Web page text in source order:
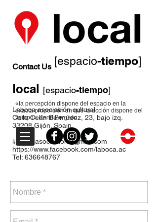
[espacio-tiempo]
«la percepción dispone del espacio en la
exacta proporción en que la acción dispone del
tiempo» Henri Bergson
Contact Us
local [espacio-tiempo]
Laboca asociación cultural
Calle Ceán Bermúdez, 23, bajo izq.
33208 Gijón. Spain
laboca.asociacion@gmail.com
https://www.facebook.com/laboca.ac
Tel: 636648767